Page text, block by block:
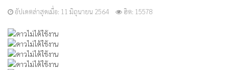
อัปเดตล่าสุดเมื่อ: 11 มิถุนายน 2564 ฮิต: 15578